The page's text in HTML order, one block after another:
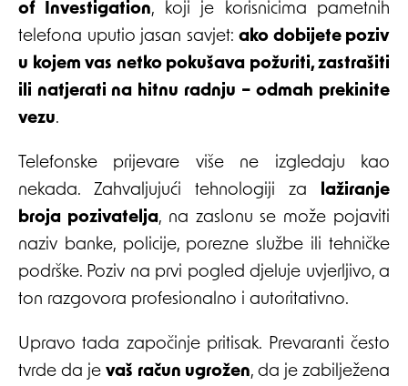
of Investigation, koji je korisnicima pametnih
telefona uputio jasan savjet: ako dobijete poziv
u kojem vas netko pokušava požuriti, zastrašiti
ili natjerati na hitnu radnju – odmah prekinite
vezu.
Telefonske prijevare više ne izgledaju kao
nekada. Zahvaljujući tehnologiji za lažiranje
broja pozivatelja, na zaslonu se može pojaviti
naziv banke, policije, porezne službe ili tehničke
podrške. Poziv na prvi pogled djeluje uvjerljivo, a
ton razgovora profesionalno i autoritativno.
Upravo tada započinje pritisak. Prevaranti često
tvrde da jevaš račun ugrožen, da je zabilježena